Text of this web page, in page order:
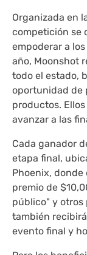
Organizada en
competición se
empoderar a
año, Moonshot
todo el estado,
oportunidad de
productos.
avanzar a las
Cada ganador
etapa final,
Phoenix,
premio de
público" y otros
también
evento final y